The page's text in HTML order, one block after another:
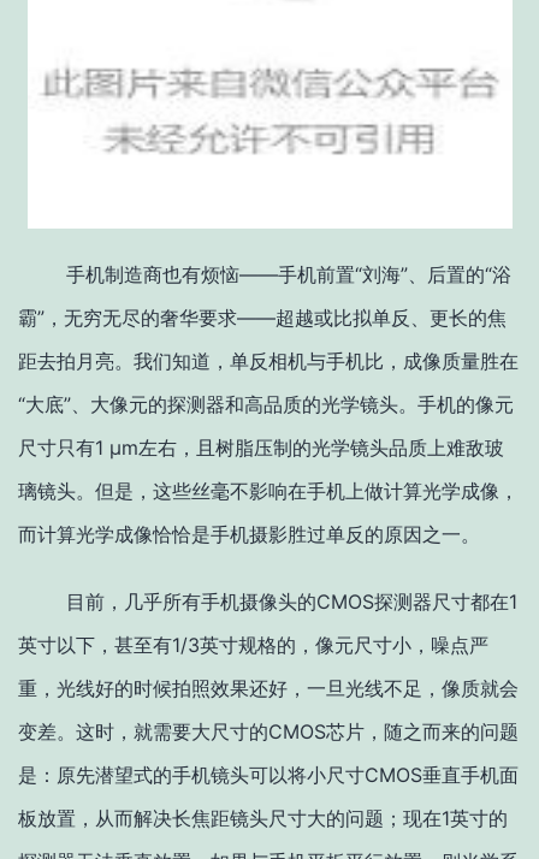
手机制造商也有烦恼——手机前置“刘海”、后置的“浴
霸”，无穷无尽的奢华要求——超越或比拟单反、更长的焦
距去拍月亮。我们知道，单反相机与手机比，成像质量胜在
“大底”、大像元的探测器和高品质的光学镜头。手机的像元
尺寸只有1 μm左右，且树脂压制的光学镜头品质上难敌玻
璃镜头。但是，这些丝毫不影响在手机上做计算光学成像，
而计算光学成像恰恰是手机摄影胜过单反的原因之一。
目前，几乎所有手机摄像头的CMOS探测器尺寸都在1
英寸以下，甚至有1/3英寸规格的，像元尺寸小，噪点严
重，光线好的时候拍照效果还好，一旦光线不足，像质就会
变差。这时，就需要大尺寸的CMOS芯片，随之而来的问题
是：原先潜望式的手机镜头可以将小尺寸CMOS垂直手机面
板放置，从而解决长焦距镜头尺寸大的问题；现在1英寸的